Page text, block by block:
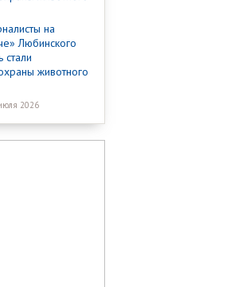
на
Любинского
стали
животного
2026